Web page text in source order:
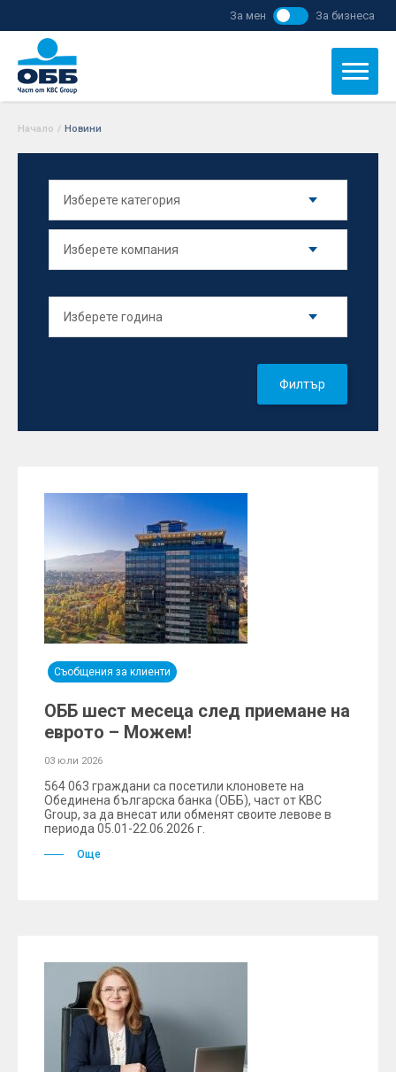
За мен За бизнеса
Начало / Новини
Филтър
Съобщения за клиенти
ОББ шест месеца след приемане на
еврото – Можем!
03 юли 2026
564 063 граждани са посетили клоновете на
Обединена българска банка (ОББ), част от KBC
Group, за да внесат или обменят своите левове в
периода 05.01-22.06.2026 г.
Още